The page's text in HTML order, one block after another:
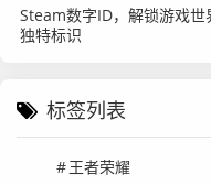
Steam数字ID，解锁游戏世
独特标识
标签列表
王者荣耀